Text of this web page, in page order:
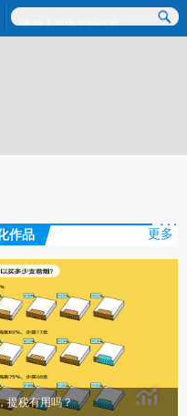
不代表财新观点和立场。推荐点
作品 更多
提税有用吗？